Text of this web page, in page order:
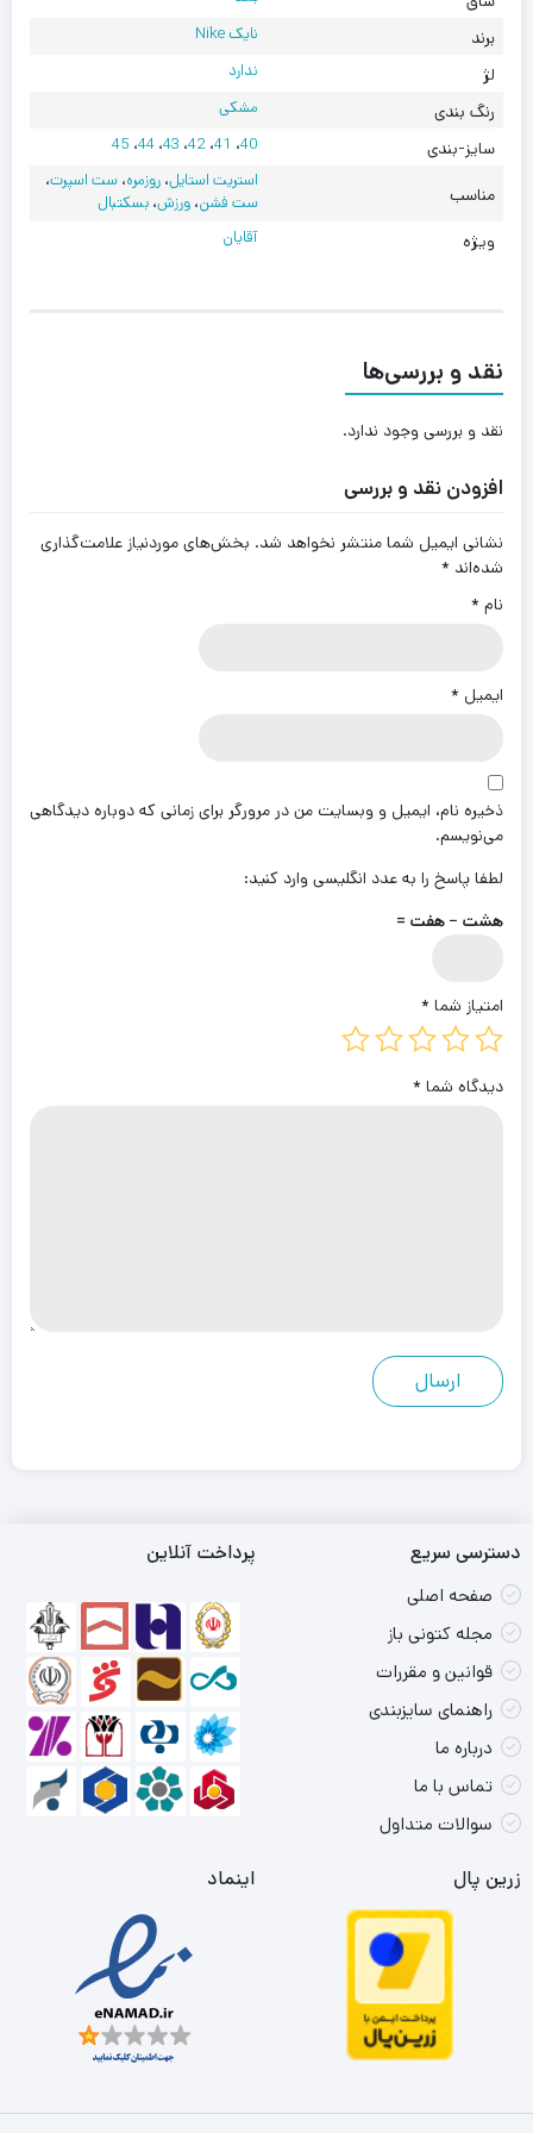
برند نایک Nike
لژ ندارد
رنگ بندی مشکی
سایز-بندی 40، 41،42، 43،44، 45
مناسب
استریت استایل،روزمره،ست اسپرت،
ست فشن،ورزش،بسکتبال
ویژه آقایان
نقد و بررسی‌ها
نقد و بررسی وجود ندارد.
افزودن نقد و بررسی
نشانی ایمیل شما منتشر نخواهد شد. بخش‌های موردنیاز علامت‌گذاری
شده‌اند *
نام *
ایمیل *
ذخیره نام، ایمیل و وبسایت من در مرورگر برای زمانی که دوباره دیدگاهی
می‌نویسم.
لطفا پاسخ را به عدد انگلیسی وارد کنید:
هشت − هفت =
امتیاز شما *
دیدگاه شما *
دسترسی سریع
صفحه اصلی
مجله کتونی باز
قوانین و مقررات
راهنمای سایزبندی
درباره ما
تماس با ما
سوالات متداول
پرداخت آنلاین
زرین پال اینماد